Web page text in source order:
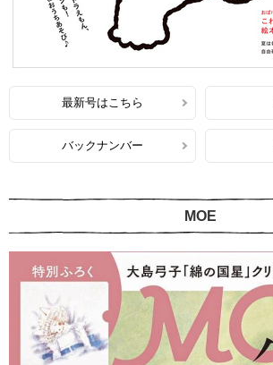
最新号はこちら
バックナンバー
MOE